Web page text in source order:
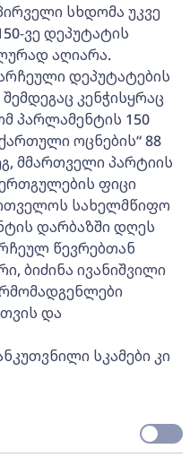
სხდომა უკვე
ვე დეპუტატის
აღიარა.
დეპუტატების
კენჭისყრაც
პარლამენტის 150
ოცნების“ 88
მმართველი პარტიის
ფიცი
სახელმწიფო
დარბაზში დღეს
წევრებთან
ბიძინა ივანიშვილი
და
სკამები კი